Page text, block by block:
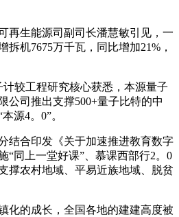
生能源司副司长潘慧敏引见，一
机7675万千瓦，同比增加21%，
较工程研究核心获悉，本源量子
公司推出支撑500+量子比特的中
源4。0”。
合印发《关于加速推进教育数字
“同上一堂好课”、慕课西部行2。0
撑农村地域、平易近族地域、脱贫
的成长，全国各地的建建高度被